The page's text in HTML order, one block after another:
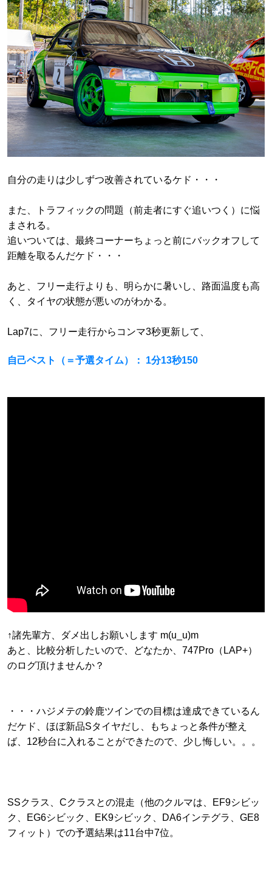
自分の走りは少しずつ改善されているケド・・・
また、トラフィックの問題（前走者にすぐ追いつく）に悩
まされる。
追いついては、最終コーナーちょっと前にバックオフして
距離を取るんだケド・・・
あと、フリー走行よりも、明らかに暑いし、路面温度も高
く、タイヤの状態が悪いのがわかる。
Lap7に、フリー走行からコンマ3秒更新して、
自己ベスト（＝予選タイム）： 1分13秒150
↑諸先輩方、ダメ出しお願いします m(u_u)m
あと、比較分析したいので、どなたか、747Pro（LAP+）
のログ頂けませんか？
・・・ハジメテの鈴鹿ツインでの目標は達成できているん
だケド、ほぼ新品Sタイヤだし、もちょっと条件が整え
ば、12秒台に入れることができたので、少し悔しい。。。
SSクラス、Cクラスとの混走（他のクルマは、EF9シビッ
ク、EG6シビック、EK9シビック、DA6インテグラ、GE8
フィット）での予選結果は11台中7位。